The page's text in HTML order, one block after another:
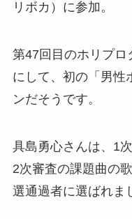
リボカ）に参加。
第47回目のホリプロ
にして、初の「男性
ンだそうです。
具島勇心さんは、1
2次審査の課題曲の
選通過者に選ばれま